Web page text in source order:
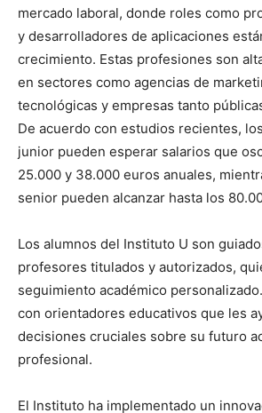
mercado laboral, donde roles como
y desarrolladores de aplicaciones
crecimiento. Estas profesiones son
en sectores como agencias de
tecnológicas y empresas tanto
De acuerdo con estudios recientes,
junior pueden esperar salarios que
25.000 y 38.000 euros anuales,
senior pueden alcanzar hasta los
Los alumnos del Instituto U son
profesores titulados y autorizados,
seguimiento académico
con orientadores educativos que les
decisiones cruciales sobre su futuro
profesional.
El Instituto ha implementado un